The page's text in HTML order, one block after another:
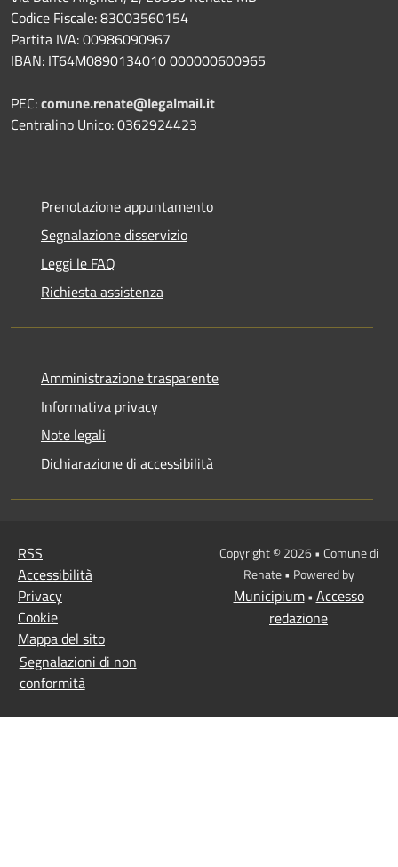
Codice Fiscale: 83003560154
Partita IVA: 00986090967
IBAN: IT64M0890134010 000000600965
PEC:comune.renate@legalmail.it
Centralino Unico: 0362924423
Prenotazione appuntamento
Segnalazione disservizio
Leggi le FAQ
Richiesta assistenza
Amministrazione trasparente
Informativa privacy
Note legali
Dichiarazione di accessibilità
RSS
Accessibilità
Privacy
Cookie
Mappa del sito
Segnalazioni di non
conformità
Copyright © 2026 • Comune di
Renate • Powered by
Municipium• Accesso
redazione